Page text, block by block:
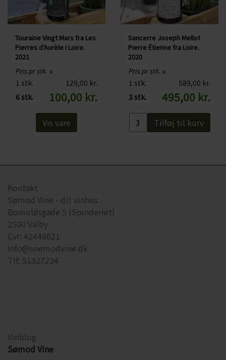
Land: Frankrig
Område: Loire
Alkohol: 12,5%
Serveres fx til: fisk, pasta, salater, tærter samt ost - fx gedeost
Serveres ved: 10-13 grader
Flaskestørrelse: 75 cl
Økologisk certificeret: Nej
under fermenteringen
Touraine Vingt Mars fra Les
Pierres d'Aurèle i Loire.
2021
Pris pr stk. v.
1 stk.
129,00 kr.
6 stk.
100,00 kr.
Vis vare
Sancerre Joseph Mellot
Pierre Étienne fra Loire.
2020
Pris pr stk. v.
1 stk.
589,00 kr.
3 stk.
495,00 kr.
Tilføj til kurv
Kontakt
Sømod Vine - dit vinhus
Bomuldsgade 5 (Spinderiet)
2500 Valby
Cvr: 42448621
info@soemodvine.dk
Tlf: 51327234
Vinblog
Sømod Vine